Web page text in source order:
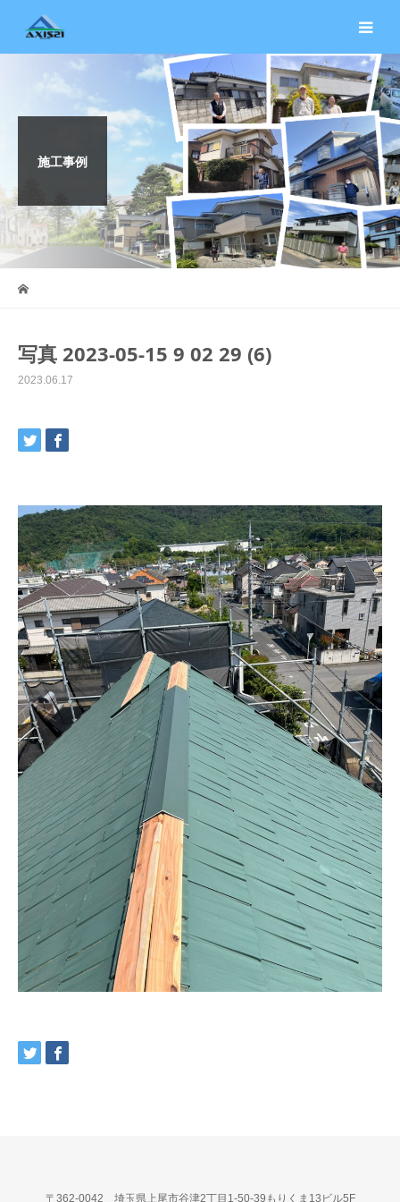
施工事例
写真 2023-05-15 9 02 29 (6)
2023.06.17
〒362-0042 埼玉県上尾市谷津2丁目1-50-39もりくま13ビル5F